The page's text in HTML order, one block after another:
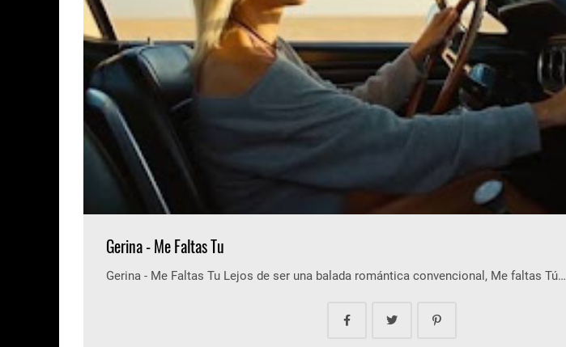
Gerina - Me Faltas Tu
Gerina - Me Faltas Tu Lejos de ser una balada romántica convencional, Me faltas Tú…